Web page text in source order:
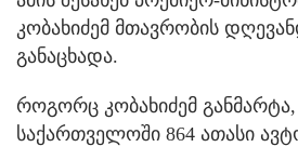
კობახიძემ მთავრობის
განაცხადა.
როგორც კობახიძემ
საქართველოში 864 ათასი